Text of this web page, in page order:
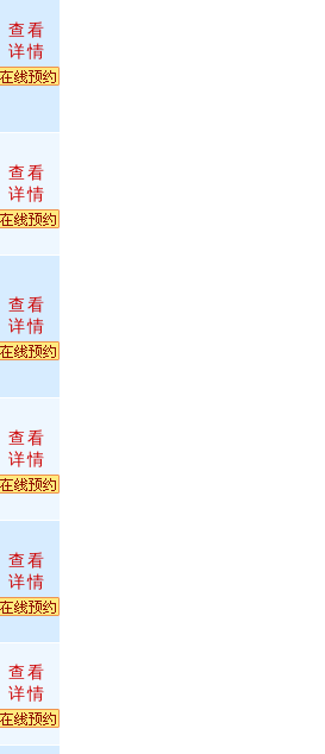
查看
详情
查看
详情
查看
详情
查看
详情
查看
详情
查看
详情